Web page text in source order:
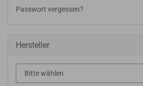
Passwort vergessen?
Hersteller